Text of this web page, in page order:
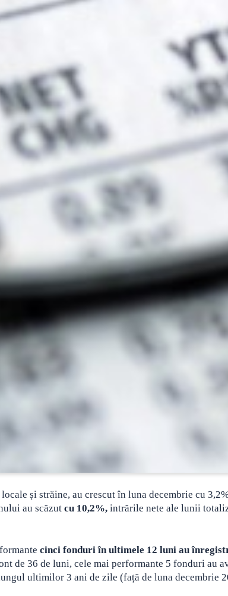
și străine, au crescut în luna decembrie cu
au scăzut cu 10,2%, intrările nete ale lunii
cinci fonduri în ultimele 12 luni au
de 36 de luni, cele mai performante 5 fonduri au
ultimilor 3 ani de zile (față de luna decembrie